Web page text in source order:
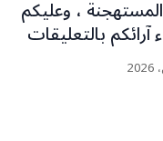
، وعليكم
آرائكم بالتعليقات